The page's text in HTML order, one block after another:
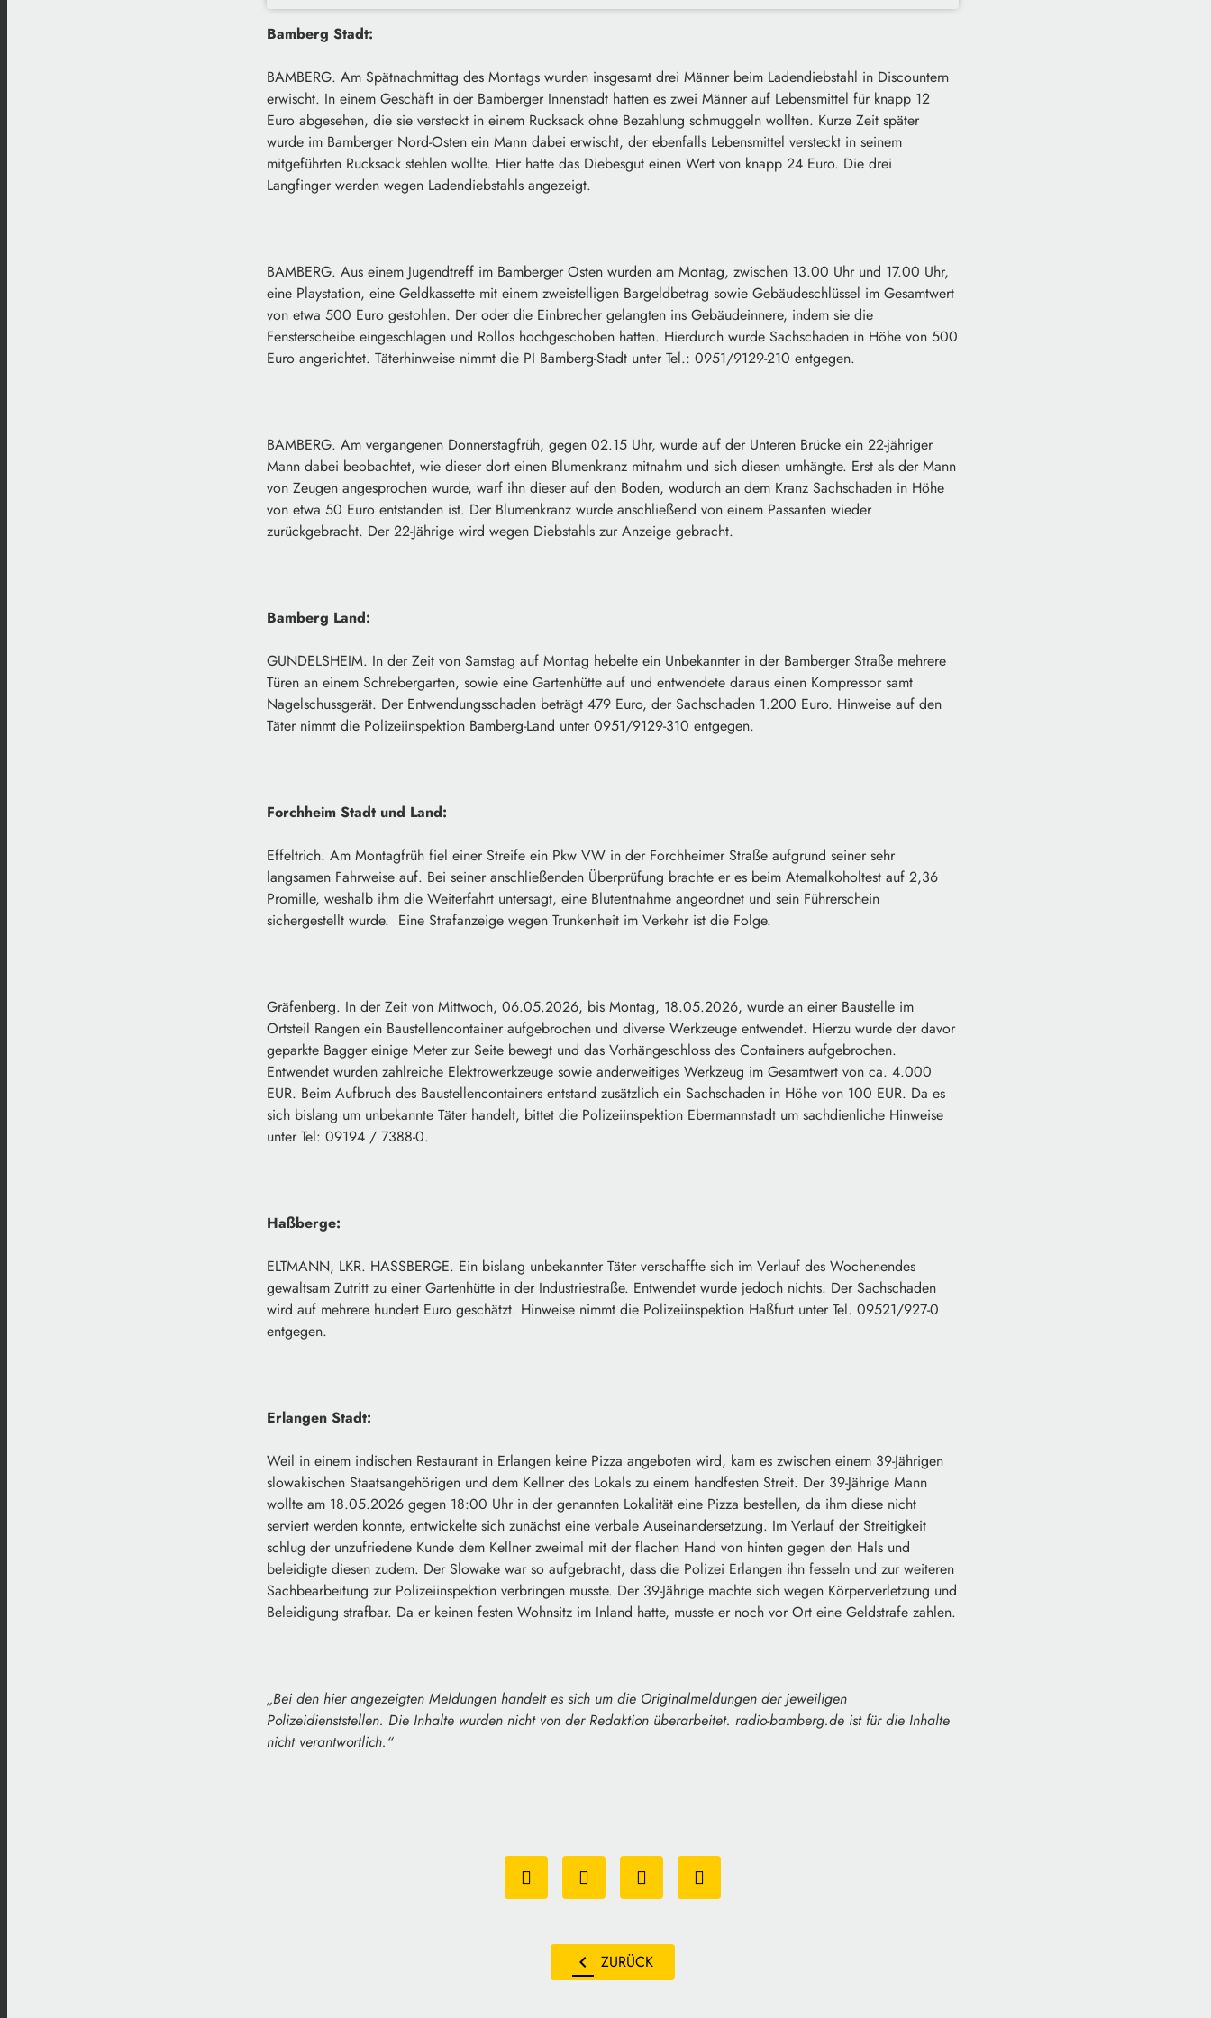
Bamberg Stadt:
BAMBERG. Am Spätnachmittag des Montags wurden insgesamt drei Männer beim Ladendiebstahl in Discountern
erwischt. In einem Geschäft in der Bamberger Innenstadt hatten es zwei Männer auf Lebensmittel für knapp 12
Euro abgesehen, die sie versteckt in einem Rucksack ohne Bezahlung schmuggeln wollten. Kurze Zeit später
wurde im Bamberger Nord-Osten ein Mann dabei erwischt, der ebenfalls Lebensmittel versteckt in seinem
mitgeführten Rucksack stehlen wollte. Hier hatte das Diebesgut einen Wert von knapp 24 Euro. Die drei
Langfinger werden wegen Ladendiebstahls angezeigt.
BAMBERG. Aus einem Jugendtreff im Bamberger Osten wurden am Montag, zwischen 13.00 Uhr und 17.00 Uhr,
eine Playstation, eine Geldkassette mit einem zweistelligen Bargeldbetrag sowie Gebäudeschlüssel im Gesamtwert
von etwa 500 Euro gestohlen. Der oder die Einbrecher gelangten ins Gebäudeinnere, indem sie die
Fensterscheibe eingeschlagen und Rollos hochgeschoben hatten. Hierdurch wurde Sachschaden in Höhe von 500
Euro angerichtet. Täterhinweise nimmt die PI Bamberg-Stadt unter Tel.: 0951/9129-210 entgegen.
BAMBERG. Am vergangenen Donnerstagfrüh, gegen 02.15 Uhr, wurde auf der Unteren Brücke ein 22-jähriger
Mann dabei beobachtet, wie dieser dort einen Blumenkranz mitnahm und sich diesen umhängte. Erst als der Mann
von Zeugen angesprochen wurde, warf ihn dieser auf den Boden, wodurch an dem Kranz Sachschaden in Höhe
von etwa 50 Euro entstanden ist. Der Blumenkranz wurde anschließend von einem Passanten wieder
zurückgebracht. Der 22-Jährige wird wegen Diebstahls zur Anzeige gebracht.
Bamberg Land:
GUNDELSHEIM. In der Zeit von Samstag auf Montag hebelte ein Unbekannter in der Bamberger Straße mehrere
Türen an einem Schrebergarten, sowie eine Gartenhütte auf und entwendete daraus einen Kompressor samt
Nagelschussgerät. Der Entwendungsschaden beträgt 479 Euro, der Sachschaden 1.200 Euro. Hinweise auf den
Täter nimmt die Polizeiinspektion Bamberg-Land unter 0951/9129-310 entgegen.
Forchheim Stadt und Land:
Effeltrich. Am Montagfrüh fiel einer Streife ein Pkw VW in der Forchheimer Straße aufgrund seiner sehr
langsamen Fahrweise auf. Bei seiner anschließenden Überprüfung brachte er es beim Atemalkoholtest auf 2,36
Promille, weshalb ihm die Weiterfahrt untersagt, eine Blutentnahme angeordnet und sein Führerschein
sichergestellt wurde. Eine Strafanzeige wegen Trunkenheit im Verkehr ist die Folge.
Gräfenberg. In der Zeit von Mittwoch, 06.05.2026, bis Montag, 18.05.2026, wurde an einer Baustelle im
Ortsteil Rangen ein Baustellencontainer aufgebrochen und diverse Werkzeuge entwendet. Hierzu wurde der davor
geparkte Bagger einige Meter zur Seite bewegt und das Vorhängeschloss des Containers aufgebrochen.
Entwendet wurden zahlreiche Elektrowerkzeuge sowie anderweitiges Werkzeug im Gesamtwert von ca. 4.000
EUR. Beim Aufbruch des Baustellencontainers entstand zusätzlich ein Sachschaden in Höhe von 100 EUR. Da es
sich bislang um unbekannte Täter handelt, bittet die Polizeiinspektion Ebermannstadt um sachdienliche Hinweise
unter Tel: 09194 / 7388-0.
Haßberge:
ELTMANN, LKR. HASSBERGE. Ein bislang unbekannter Täter verschaffte sich im Verlauf des Wochenendes
gewaltsam Zutritt zu einer Gartenhütte in der Industriestraße. Entwendet wurde jedoch nichts. Der Sachschaden
wird auf mehrere hundert Euro geschätzt. Hinweise nimmt die Polizeiinspektion Haßfurt unter Tel. 09521/927-0
entgegen.
Erlangen Stadt:
Weil in einem indischen Restaurant in Erlangen keine Pizza angeboten wird, kam es zwischen einem 39-Jährigen
slowakischen Staatsangehörigen und dem Kellner des Lokals zu einem handfesten Streit. Der 39-Jährige Mann
wollte am 18.05.2026 gegen 18:00 Uhr in der genannten Lokalität eine Pizza bestellen, da ihm diese nicht
serviert werden konnte, entwickelte sich zunächst eine verbale Auseinandersetzung. Im Verlauf der Streitigkeit
schlug der unzufriedene Kunde dem Kellner zweimal mit der flachen Hand von hinten gegen den Hals und
beleidigte diesen zudem. Der Slowake war so aufgebracht, dass die Polizei Erlangen ihn fesseln und zur weiteren
Sachbearbeitung zur Polizeiinspektion verbringen musste. Der 39-Jährige machte sich wegen Körperverletzung und
Beleidigung strafbar. Da er keinen festen Wohnsitz im Inland hatte, musste er noch vor Ort eine Geldstrafe zahlen.
„Bei den hier angezeigten Meldungen handelt es sich um die Originalmeldungen der jeweiligen
Polizeidienststellen. Die Inhalte wurden nicht von der Redaktion überarbeitet. radio-bamberg.de ist für die Inhalte
nicht verantwortlich.“
chevron_left ZURÜCK